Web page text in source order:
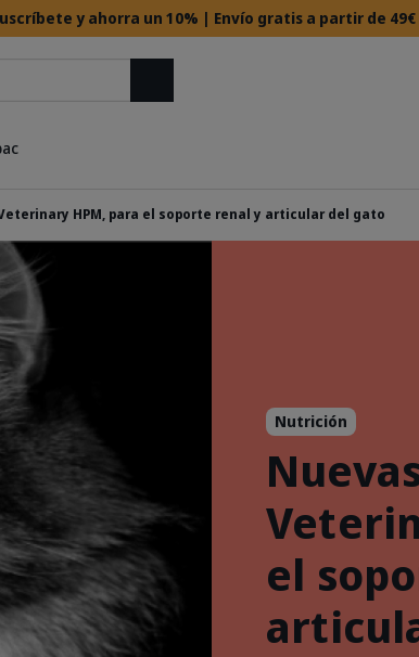
y ahorra un 10% | Envío gratis a partir de 49€
HPM, para el soporte renal y articular del gato
Nutrición
el